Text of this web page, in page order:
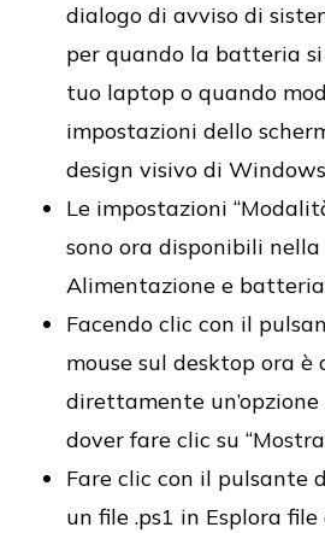
dialogo di avviso di
per quando la batteria
tuo laptop o quando
impostazioni dello
design visivo di
Le impostazioni
sono ora disponibili
Alimentazione e
Facendo clic con il
mouse sul desktop ora è
direttamente
dover fare clic su
Fare clic con il pulsante
un file .ps1 in Esplora file